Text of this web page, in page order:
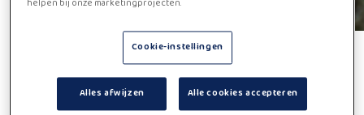
Helaas,
deze vacature kan niet
helpen bij onze marketingprojecten.
Cookie-instellingen
Alles afwijzen Alle cookies accepteren